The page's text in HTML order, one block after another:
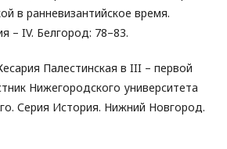
в ранневизантийское время.
– IV. Белгород: 78–83.
Палестинская в III – первой
Нижегородского университета
Серия История. Нижний Новгород.